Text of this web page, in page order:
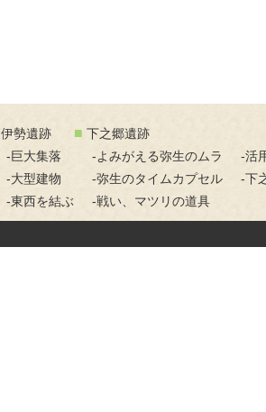
伊勢遺跡
-巨大集落
-大型建物
-東西を結ぶ
■ 下之郷遺跡
-よみがえる弥生のムラ
-弥生のタイムカプセル
-戦い、マツリの道具
-活
-下